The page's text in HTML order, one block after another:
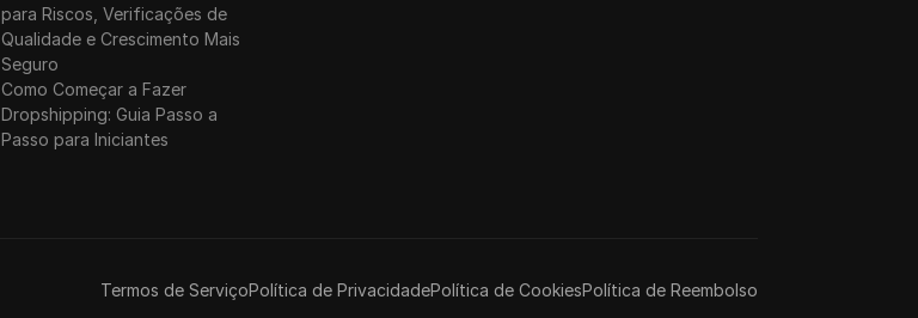
para Riscos, Verificações de
Qualidade e Crescimento Mais
Seguro
Como Começar a Fazer
Dropshipping: Guia Passo a
Passo para Iniciantes
Termos de ServiçoPolítica de PrivacidadePolítica de CookiesPolítica de Reembolso